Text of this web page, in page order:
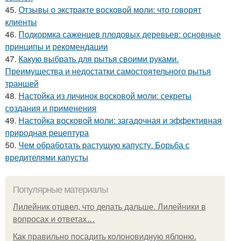
45. Отзывы о экстракте восковой моли: что говорят
клиенты
46. Подкормка саженцев плодовых деревьев: основные
принципы и рекомендации
47. Какую выбрать для рытья своими руками.
Преимущества и недостатки самостоятельного рытья
траншей
48. Настойка из личинок восковой моли: секреты
создания и применения
49. Настойка восковой моли: загадочная и эффективная
природная рецептура
50. Чем обработать растущую капусту. Борьба с
вредителями капусты
Популярные материалы
Лилейник отцвел, что делать дальше. Лилейники в
вопросах и ответах…
Как правильно посадить колоновидную яблоню.